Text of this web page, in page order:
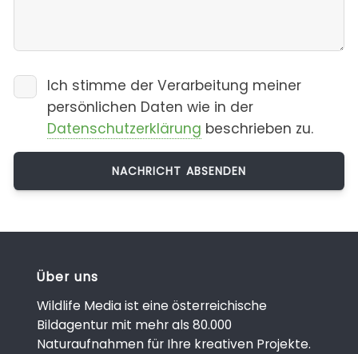
Ich stimme der Verarbeitung meiner
persönlichen Daten wie in der
Datenschutzerklärung beschrieben zu.
Über uns
Wildlife Media ist eine österreichische
Bildagentur mit mehr als 80.000
Naturaufnahmen für Ihre kreativen Projekte.